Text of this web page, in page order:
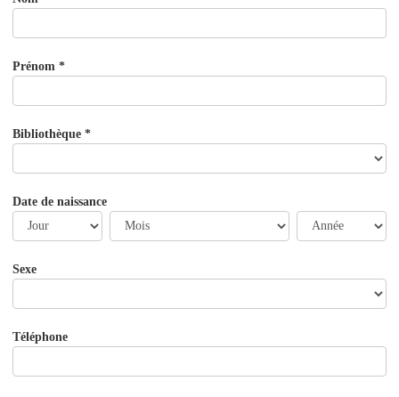
Prénom *
Bibliothèque *
Date de naissance
Jour
Mois Année
Sexe
Téléphone